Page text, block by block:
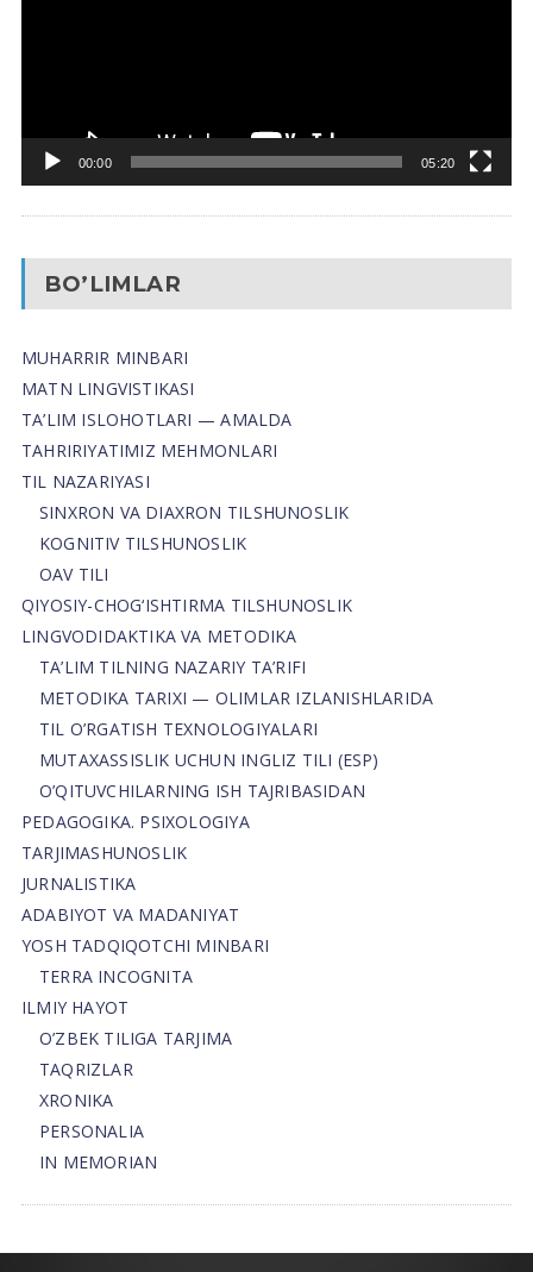
00:00 05:20
BO’LIMLAR
MUHARRIR MINBARI
MATN LINGVISTIKASI
TA’LIM ISLOHOTLARI — AMALDA
TAHRIRIYATIMIZ MEHMONLARI
TIL NAZARIYASI
SINXRON VA DIAXRON TILSHUNOSLIK
KOGNITIV TILSHUNOSLIK
OAV TILI
QIYOSIY-CHOG‘ISHTIRMA TILSHUNOSLIK
LINGVODIDAKTIKA VA METODIKA
TA’LIM TILNING NAZARIY TA’RIFI
METODIKA TARIXI — OLIMLAR IZLANISHLARIDA
TIL O’RGATISH TEXNOLOGIYALARI
MUTAXASSISLIK UCHUN INGLIZ TILI (ESP)
O’QITUVCHILARNING ISH TAJRIBASIDAN
PEDAGOGIKA. PSIXOLOGIYA
TARJIMASHUNOSLIK
JURNALISTIKA
ADABIYOT VA MADANIYAT
YOSH TADQIQOTCHI MINBARI
TERRA INCOGNITA
ILMIY HAYOT
O’ZBEK TILIGA TARJIMA
TAQRIZLAR
XRONIKA
PERSONALIA
IN MEMORIAN